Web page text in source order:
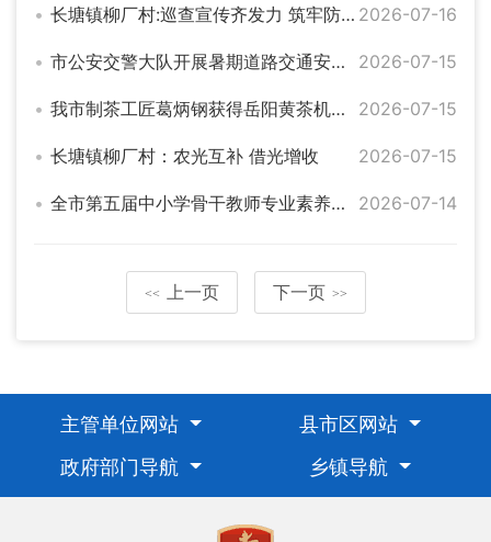
长塘镇柳厂村:巡查宣传齐发力 筑牢防溺“安全网” 2026-07-16
市公安交警大队开展暑期道路交通安全宣传活动 2026-07-15
我市制茶工匠葛炳钢获得岳阳黄茶机械制茶师大赛一等奖 2026-07-15
长塘镇柳厂村：农光互补 借光增收 2026-07-15
全市第五届中小学骨干教师专业素养提升研修班开班 2026-07-14
<< 上一页 下一页 >>
主管单位网站
县市区网站
政府部门导航
乡镇导航